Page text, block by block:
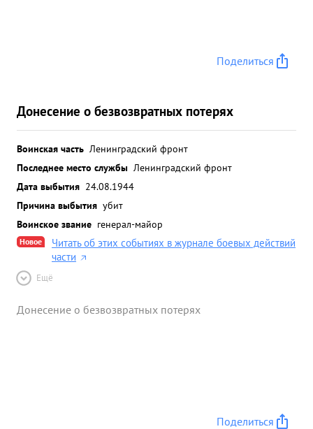
Поделиться
Донесение о безвозвратных потерях
Воинская часть Ленинградский фронт
Последнее место службы Ленинградский фронт
Дата выбытия 24.08.1944
Причина выбытия убит
Воинское звание генерал-майор
Новое
Читать об этих событиях в журнале боевых действий
части
Ещё
Донесение о безвозвратных потерях
Поделиться